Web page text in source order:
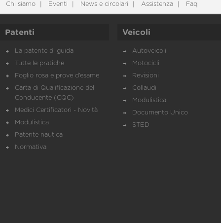
Chi siamo Eventi News e circolari Assistenza Faq
Patenti
La patente di guida
Tutte le pratiche
Foglio rosa e prove d’esame
Carta di Qualificazione del
Conducente (CQC)
Medici Certificatori - Novità
Modulistica
Patente nautica
Normativa
Veicoli
Autoveicoli
Motocicli
Revisioni
Collaudi
Modulistica
Documento Unico
STED